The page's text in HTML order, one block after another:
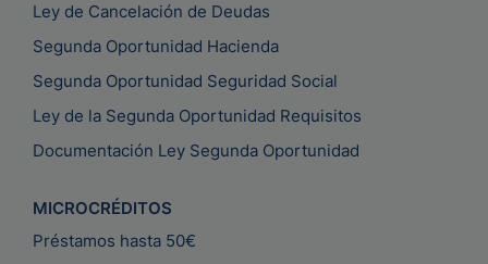
Ley de Cancelación de Deudas
Segunda Oportunidad Hacienda
Segunda Oportunidad Seguridad Social
Ley de la Segunda Oportunidad Requisitos
Documentación Ley Segunda Oportunidad
MICROCRÉDITOS
Préstamos hasta 50€